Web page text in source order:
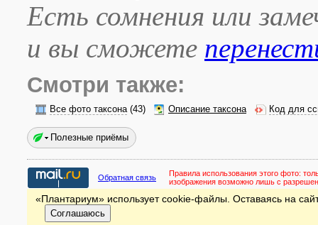
Есть сомнения или
и вы сможете
Смотри также:
Все фото таксона(43) Описание таксона Код для
Полезные приёмы
Обратная связь Правила использования этого фото:
изображения возможно лишь с
«Плантариум» использует cookie-файлы. Оставаясь на
Соглашаюсь